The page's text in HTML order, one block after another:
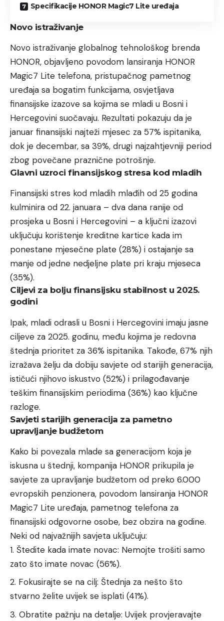
Specifikacije HONOR Magic7 Lite uređaja
Novo istraživanje
Novo istraživanje globalnog tehnološkog brenda
HONOR, objavljeno povodom lansiranja HONOR
Magic7 Lite telefona, pristupačnog pametnog
uređaja sa bogatim funkcijama, osvjetljava
finansijske izazove sa kojima se mladi u Bosni i
Hercegovini suočavaju. Rezultati pokazuju da je
januar finansijski najteži mjesec za 57% ispitanika,
dok je decembar, sa 39%, drugi najzahtjevniji period
zbog povečane praznične potrošnje.
Glavni uzroci finansijskog stresa kod mladih
Finansijski stres kod mladih mlađih od 25 godina
kulminira od 22. januara – dva dana ranije od
prosjeka u Bosni i Hercegovini – a ključni izazovi
uključuju korištenje kreditne kartice kada im
ponestane mjesečne plate (28%) i ostajanje sa
manje od jedne nedjeljne plate pri kraju mjeseca
(35%).
Ciljevi za bolju finansijsku stabilnost u 2025.
godini
Ipak, mladi odrasli u Bosni i Hercegovini imaju jasne
ciljeve za 2025. godinu, među kojima je redovna
štednja prioritet za 36% ispitanika. Takođe, 67% njih
izražava želju da dobiju savjete od starijih generacija,
ističući njihovo iskustvo (52%) i prilagođavanje
teškim finansijskim periodima (36%) kao ključne
razloge.
Savjeti starijih generacija za pametno
upravljanje budžetom
Kako bi povezala mlade sa generacijom koja je
iskusna u štednji, kompanija HONOR prikupila je
savjete za upravljanje budžetom od preko 6.000
evropskih penzionera, povodom lansiranja HONOR
Magic7 Lite uređaja, pametnog telefona za
finansijski odgovorne osobe, bez obzira na godine.
Neki od najvažnijih savjeta uključuju:
Štedite kada imate novac: Nemojte trošiti samo
zato što imate novac (56%).
Fokusirajte se na cilj: Štednja za nešto što
stvarno želite uvijek se isplati (41%).
Obratite pažnju na detalje: Uvijek provjeravajte